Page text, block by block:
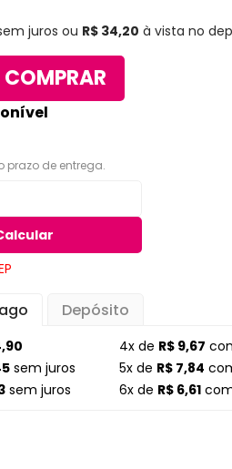
e
e Suportes
Organizadores para
Organizadores para
Organizadores para
Organizadores para
Organizadores para
Escritório
Potes Herméticos
juros ou R$ 34,20 à vista no
COMPRAR
prazo de entrega.
Depósito
sem juros
sem juros
4x de R$ 9,67
5x de R$ 7,84
6x de R$ 6,61